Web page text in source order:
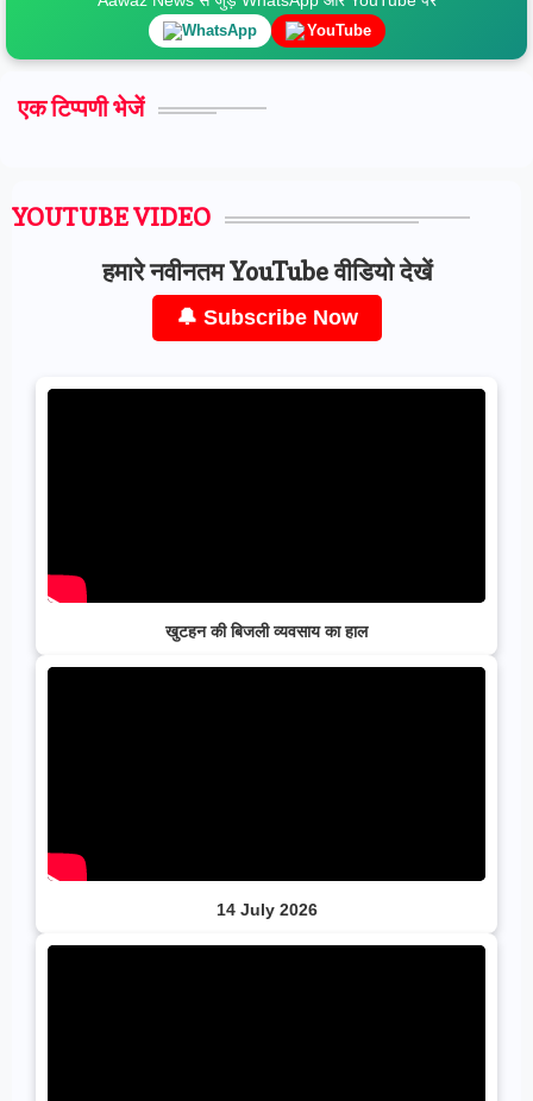
WhatsApp YouTube
एक टिप्पणी भेजें
YOUTUBE VIDEO
हमारे नवीनतम YouTube वीडियो देखें
🔔 Subscribe Now
खुटहन की बिजली व्यवसाय का हाल
14 July 2026